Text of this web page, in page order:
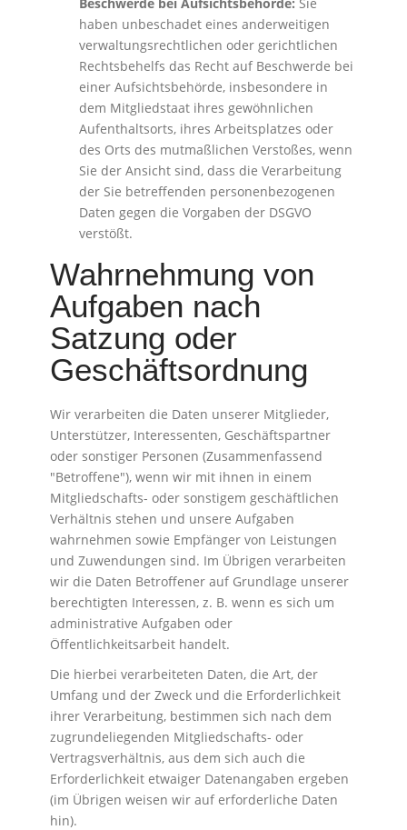
haben unbeschadet eines anderweitigen
verwaltungsrechtlichen oder gerichtlichen
Rechtsbehelfs das Recht auf Beschwerde bei
einer Aufsichtsbehörde, insbesondere in
dem Mitgliedstaat ihres gewöhnlichen
Aufenthaltsorts, ihres Arbeitsplatzes oder
des Orts des mutmaßlichen Verstoßes, wenn
Sie der Ansicht sind, dass die Verarbeitung
der Sie betreffenden personenbezogenen
Daten gegen die Vorgaben der DSGVO
verstößt.
Wahrnehmung von
Aufgaben nach
Satzung oder
Geschäftsordnung
Wir verarbeiten die Daten unserer Mitglieder,
Unterstützer, Interessenten, Geschäftspartner
oder sonstiger Personen (Zusammenfassend
"Betroffene"), wenn wir mit ihnen in einem
Mitgliedschafts- oder sonstigem geschäftlichen
Verhältnis stehen und unsere Aufgaben
wahrnehmen sowie Empfänger von Leistungen
und Zuwendungen sind. Im Übrigen verarbeiten
wir die Daten Betroffener auf Grundlage unserer
berechtigten Interessen, z. B. wenn es sich um
administrative Aufgaben oder
Öffentlichkeitsarbeit handelt.
Die hierbei verarbeiteten Daten, die Art, der
Umfang und der Zweck und die Erforderlichkeit
ihrer Verarbeitung, bestimmen sich nach dem
zugrundeliegenden Mitgliedschafts- oder
Vertragsverhältnis, aus dem sich auch die
Erforderlichkeit etwaiger Datenangaben ergeben
(im Übrigen weisen wir auf erforderliche Daten
hin).